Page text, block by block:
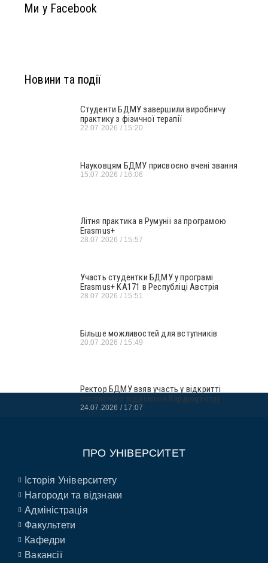
Ми у Facebook
Новини та події
Студенти БДМУ завершили виробничу
практику з фізичної терапії
22.07.2026 15:20
Науковцям БДМУ присвоєно вчені звання
15.07.2026 16:06
Літня практика в Румунії за програмою
Erasmus+
28.07.2026 15:57
Участь студентки БДМУ у програмі
Erasmus+ KA171 в Республіці Австрія
28.07.2026 15:51
Більше можливостей для вступників
20.07.2026 15:49
Ректор БДМУ взяв участь у відкритті
оновленого відділення Кардіоцентру
24.07.2026 17:07
ПРО УНІВЕРСИТЕТ
Історія Університету
Нагороди та відзнаки
Адміністрація
Факультети
Кафедри
Вакансії